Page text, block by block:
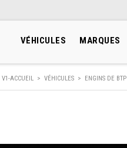
VÉHICULES MARQUES
V1-ACCUEIL > VÉHICULES > ENGINS DE BTP